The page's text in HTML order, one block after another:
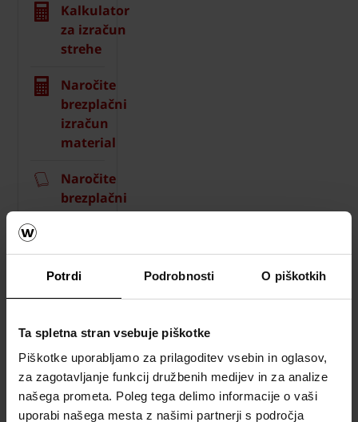
Potrdi Podrobnosti O piškotkih
Ta spletna stran vsebuje piškotke
Piškotke uporabljamo za prilagoditev vsebin in oglasov,
za zagotavljanje funkcij družbenih medijev in za analize
našega prometa. Poleg tega delimo informacije o vaši
uporabi našega mesta z našimi partnerji s področja
Kalkulator
za izračun
strehe
Naročite
brezplačni
izračun
material
Naročite
brezplačni
vzorec
How to
brošure in
tehnična
dokumentacija